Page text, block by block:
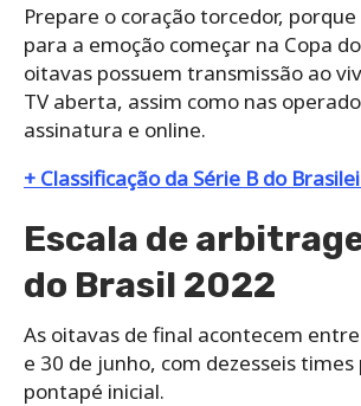
Prepare o coração torcedor,
para a emoção começar na Copa
oitavas possuem transmissão ao
TV aberta, assim como nas
assinatura e online.
+ Classificação da Série B do
Escala de
do Brasil 2022
As oitavas de final acontecem
e 30 de junho, com dezesseis
pontapé inicial.